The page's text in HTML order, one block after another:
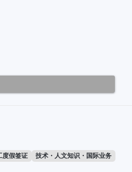
度假签证
技术・人文知识・国际业务